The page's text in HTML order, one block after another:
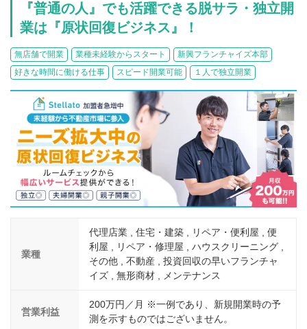
介護・福祉業
海外FC本部
インターン独立・社員募集
東海
四国
中国
九州・沖縄
リペアクリーニング
100万以下で開業
夫婦で開業
脱サラで開業
法人様オススメ
副業・サイドビジネス
会員登録 ログイン
『普通の人』でも活躍できる脱サラ・独立開
業は『原状回復ビジネス』！
無店舗で開業 業種未経験からスタート
新興フランチャイズ本部
好きな時間に働ける仕事
スピード開業可能 １人で独立開業
業種
代理店業 , 住宅・建築 , リペア・便利屋 , 便
利屋 , リペア・修理屋 , ハウスクリーニング ,
その他 , 不動産 , 投資回収の早いフランチャ
イズ , 無形商材 , メンテナンス
営業利益
200万円／月 ※一例であり、新規開業時の予
測を示すものではございません。